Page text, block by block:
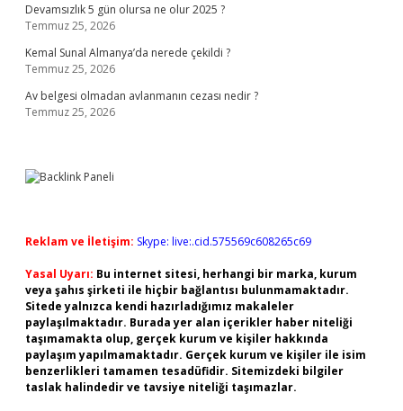
Devamsızlık 5 gün olursa ne olur 2025 ?
Temmuz 25, 2026
Kemal Sunal Almanya’da nerede çekildi ?
Temmuz 25, 2026
Av belgesi olmadan avlanmanın cezası nedir ?
Temmuz 25, 2026
Reklam ve İletişim: Skype: live:.cid.575569c608265c69
Yasal Uyarı: Bu internet sitesi, herhangi bir marka, kurum
veya şahıs şirketi ile hiçbir bağlantısı bulunmamaktadır.
Sitede yalnızca kendi hazırladığımız makaleler
paylaşılmaktadır. Burada yer alan içerikler haber niteliği
taşımamakta olup, gerçek kurum ve kişiler hakkında
paylaşım yapılmamaktadır. Gerçek kurum ve kişiler ile isim
benzerlikleri tamamen tesadüfidir. Sitemizdeki bilgiler
taslak halindedir ve tavsiye niteliği taşımazlar.